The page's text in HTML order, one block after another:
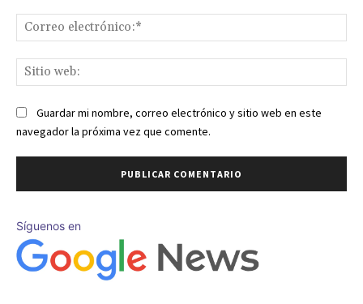
Guardar mi nombre, correo electrónico y sitio web en este
navegador la próxima vez que comente.
Síguenos en